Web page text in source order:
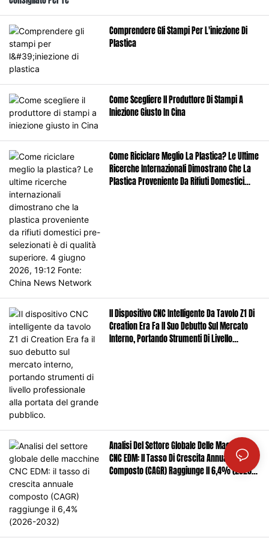
prezzo delle materie plastiche
tecniche.
ambientale, i costi di pulizia
componenti di alta precisione,
formulato con tensioattivi di alta
qualità.
Comprendere Gli Stampi Per L'iniezione Di
Plastica
Come Scegliere Il Produttore Di Stampi A
Iniezione Giusto In Cina
Come Riciclare Meglio La Plastica? Le Ultime
Ricerche Internazionali Dimostrano Che La
Plastica Proveniente Da Rifiuti Domestici
Il Dispositivo CNC Intelligente Da Tavolo Z1 Di
Creation Era Fa Il Suo Debutto Sul Mercato
Interno, Portando Strumenti Di Livello
Analisi Del Settore Globale Delle Macchine
CNC EDM: Il Tasso Di Crescita Annuale
Composto (CAGR) Raggiunge Il 6,4% (2026-